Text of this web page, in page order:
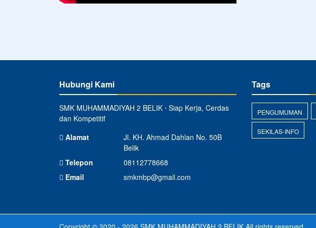
Hubungi Kami
SMK MUHAMMADIYAH 2 BELIK ⋅ Siap Kerja, Cerdas
dan Kompetitif
Alamat
Jl. KH. Ahmad Dahlan No. 50B
Belik
Telepon
08112778668
Email
smkmbp@gmail.com
Tags
PENGUMUMAN
SEKILAS-INFO